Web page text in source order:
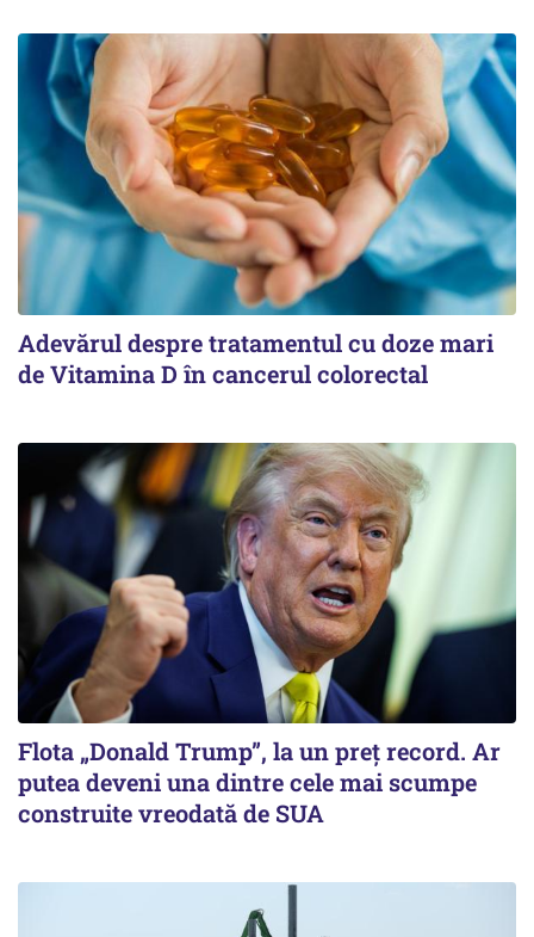
Adevărul despre tratamentul cu doze mari
de Vitamina D în cancerul colorectal
Flota „Donald Trump”, la un preț record. Ar
putea deveni una dintre cele mai scumpe
construite vreodată de SUA